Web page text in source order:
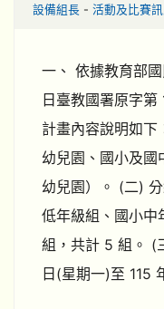
設備組長 - 活動及比賽
一、 依據教育部
日臺教國署原字
計畫內容說明如
幼兒園、國小及國
幼兒園）。 (二)
低年級組、國小中
組，共計 5 組。 (
日(星期一)至 115